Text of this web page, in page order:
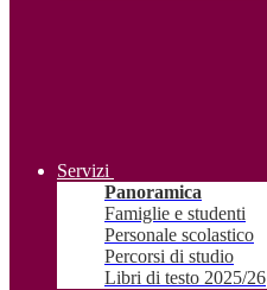
Servizi
Panoramica
Famiglie e studenti
Personale scolastico
Percorsi di studio
Libri di testo 2025/26